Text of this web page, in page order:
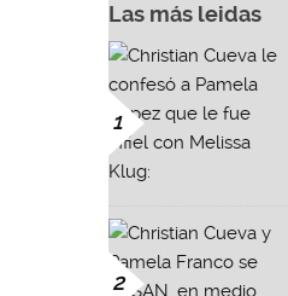
Las más leidas
1
2